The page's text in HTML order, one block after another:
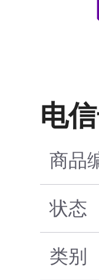
电
商品
状态
类别